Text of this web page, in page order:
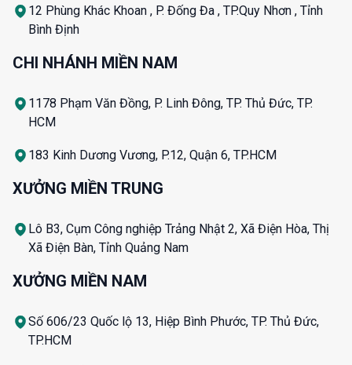
12 Phùng Khác Khoan , P. Đống Đa , TP.Quy Nhơn , Tỉnh
Bình Định
CHI NHÁNH MIỀN NAM
1178 Phạm Văn Đồng, P. Linh Đông, TP. Thủ Đức, TP.
HCM
183 Kinh Dương Vương, P.12, Quận 6, TP.HCM
XƯỞNG MIỀN TRUNG
Lô B3, Cụm Công nghiệp Trảng Nhật 2, Xã Điện Hòa, Thị
Xã Điện Bàn, Tỉnh Quảng Nam
XƯỞNG MIỀN NAM
Số 606/23 Quốc lộ 13, Hiệp Bình Phước, TP. Thủ Đức,
TP.HCM